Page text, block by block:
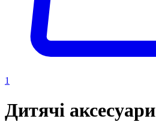
1
Дитячі аксесуари